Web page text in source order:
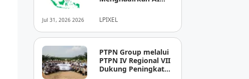
Jul 31, 2026 2026
Diagnosis Berbasis
Pencitraan Medis
“EIRL” di ASEAN
LPIXEL
PTPN Group melalui
PTPN IV Regional VII
Dukung Peningkatan